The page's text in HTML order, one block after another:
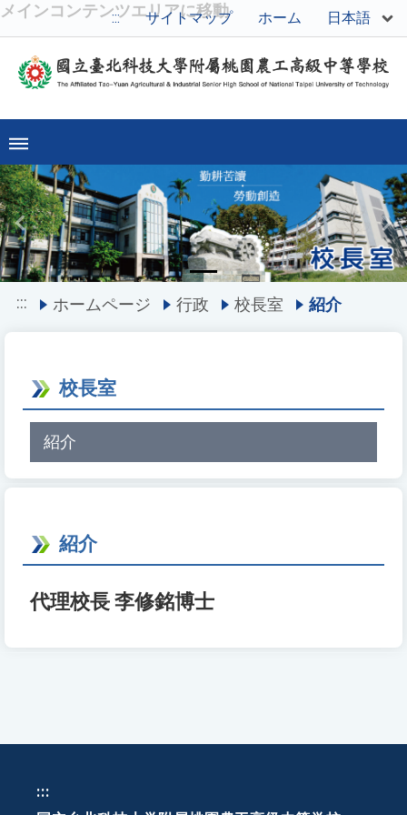
メインコンテンツエリアに移動
::: サイトマップ ホーム 日本語
Previous
::: ホームページ 行政 校長室 紹介
校長室
紹介
紹介
代理校長 李修銘博士
:::